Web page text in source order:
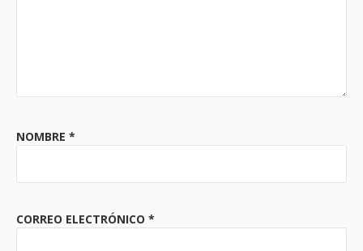
NOMBRE *
CORREO ELECTRÓNICO *